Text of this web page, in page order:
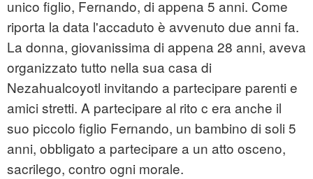
unico figlio, Fernando, di appena 5 anni. Come
riporta la data l'accaduto è avvenuto due anni fa.
La donna, giovanissima di appena 28 anni, aveva
organizzato tutto nella sua casa di
Nezahualcoyotl invitando a partecipare parenti e
amici stretti. A partecipare al rito c era anche il
suo piccolo figlio Fernando, un bambino di soli 5
anni, obbligato a partecipare a un atto osceno,
sacrilego, contro ogni morale.